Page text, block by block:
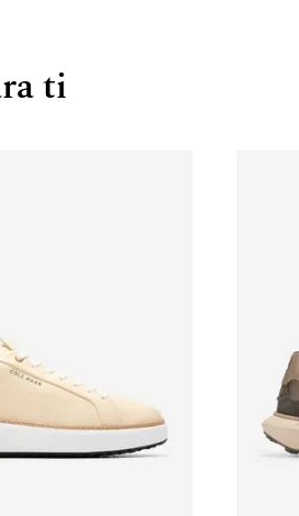
ti